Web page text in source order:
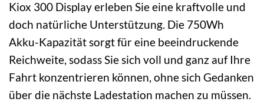
Kiox 300 Display erleben Sie eine kraftvolle und
doch natürliche Unterstützung. Die 750Wh
Akku-Kapazität sorgt für eine beeindruckende
Reichweite, sodass Sie sich voll und ganz auf Ihre
Fahrt konzentrieren können, ohne sich Gedanken
über die nächste Ladestation machen zu müssen.